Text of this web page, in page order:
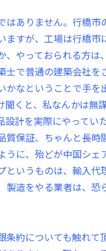
はありません。行橋市
ますが、工場は行橋市
、やっておられる方は
士で普通の建築会社を
かなということで手を
聞くと、私なんかは無
設計を実際にやってい
質保証、ちゃんと長時
うに、殆どが中国シェ
というものは、輸入代
製造をやる業者は、恐
条約についても触れて